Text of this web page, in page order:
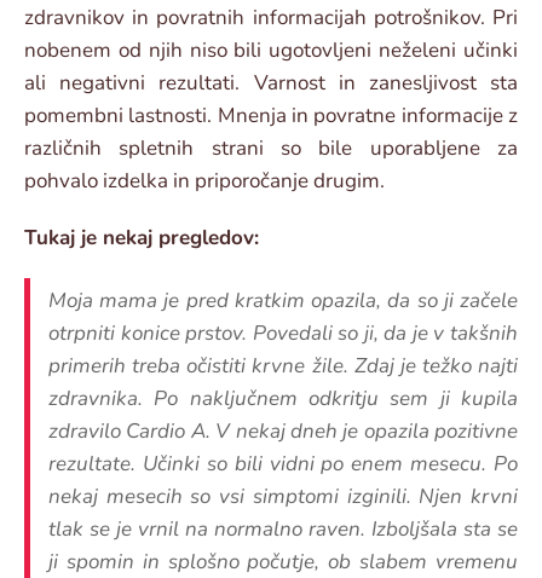
zdravnikov in povratnih informacijah potrošnikov. Pri
nobenem od njih niso bili ugotovljeni neželeni učinki
ali negativni rezultati. Varnost in zanesljivost sta
pomembni lastnosti. Mnenja in povratne informacije z
različnih spletnih strani so bile uporabljene za
pohvalo izdelka in priporočanje drugim.
Tukaj je nekaj pregledov:
Moja mama je pred kratkim opazila, da so ji začele
otrpniti konice prstov. Povedali so ji, da je v takšnih
primerih treba očistiti krvne žile. Zdaj je težko najti
zdravnika. Po naključnem odkritju sem ji kupila
zdravilo Cardio A. V nekaj dneh je opazila pozitivne
rezultate. Učinki so bili vidni po enem mesecu. Po
nekaj mesecih so vsi simptomi izginili. Njen krvni
tlak se je vrnil na normalno raven. Izboljšala sta se
ji spomin in splošno počutje, ob slabem vremenu